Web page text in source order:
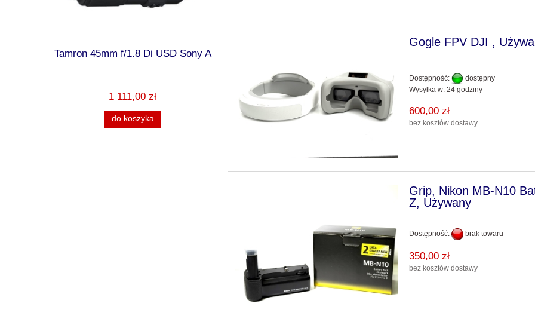
Tamron 45mm f/1.8 Di USD Sony A
1 111,00 zł
do koszyka
karta 32GB
1 249,00 zł
do koszyka
Gogle FPV DJI ,
Dostępność:
dostępny
Wysyłka w: 24 godziny
600,00 zł
bez kosztów dostawy
Grip, Nikon MB-N10
Z, Używany
Dostępność: brak towaru
350,00 zł
bez kosztów dostawy